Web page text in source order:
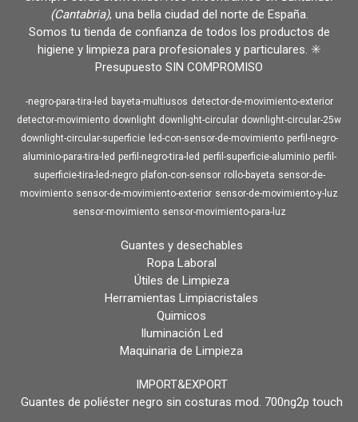
(Cantabria), una bella ciudad del norte de España.
Somos tu tienda de confianza de todos los productos de
higiene y limpieza para profesionales y particulares. ✳️
Presupuesto SIN COMPROMISO
-negro-para-tira-led bayeta-multiusos detector-de-movimiento-exterior
detector-movimiento downlight downlight-circular downlight-circular-25w
downlight-circular-superficie
led-con-sensor-de-movimiento perfil-negro-
aluminio-para-tira-led perfil-negro-tira-led perfil-superficie-aluminio perfil-
superficie-tira-led-negro plafon-con-sensor rollo-bayeta sensor-de-
movimiento sensor-de-movimiento-exterior sensor-de-movimiento-y-luz
sensor-movimiento sensor-movimiento-para-luz
Guantes y desechables
Ropa Laboral
Útiles de Limpieza
Herramientas Limpiacristales
Quimicos
Iluminación Led
Maquinaria de Limpieza
IMPORT&EXPORT
Guantes de poliéster negro sin costuras mod. 700ng2p touch